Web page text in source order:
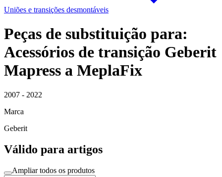
Uniões e transições desmontáveis
Peças de substituição para:
Acessórios de transição Geberit
Mapress a MeplaFix
2007 - 2022
Marca
Geberit
Válido para artigos
Ampliar todos os produtos